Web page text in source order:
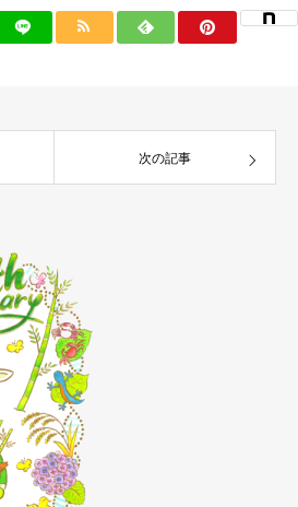
次の記事